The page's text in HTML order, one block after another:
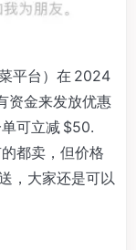
平台）在 2024
资金来发放优惠
可立减 $50.
都卖，但价格
，大家还是可以